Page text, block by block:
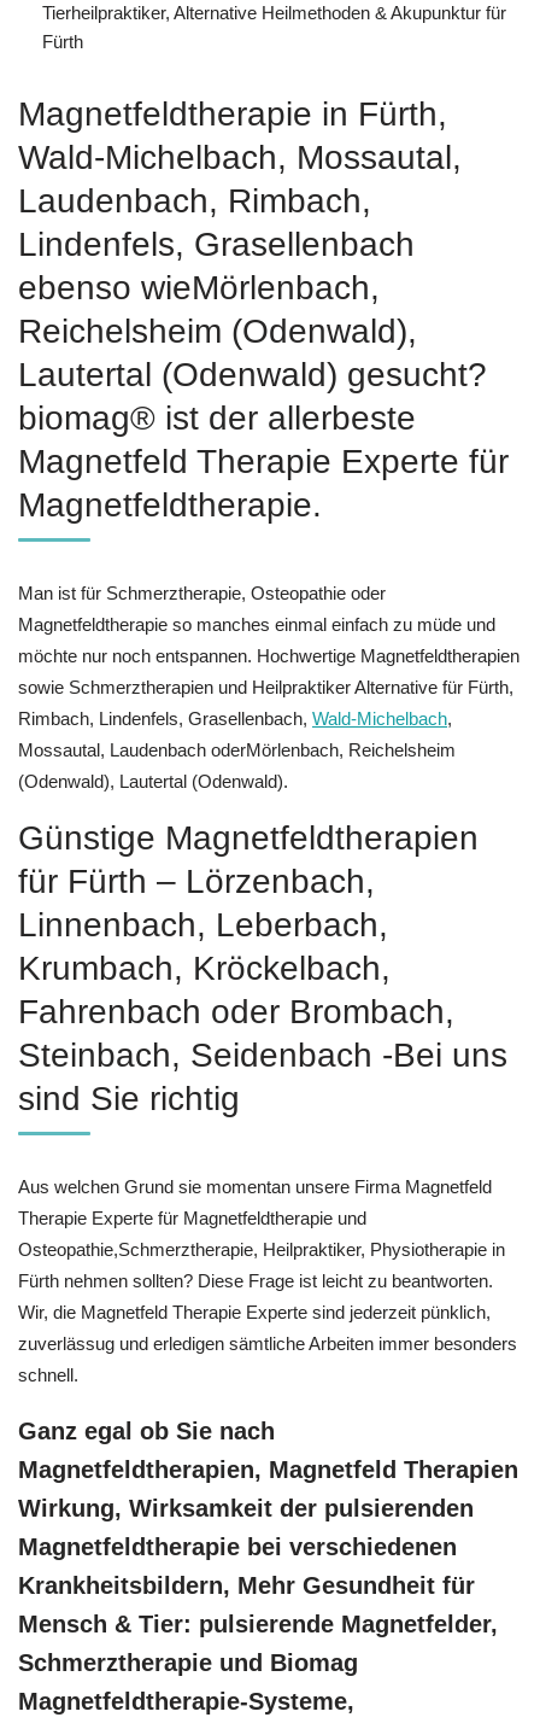
‎Tierheilpraktiker, Alternative Heilmethoden & Akupunktur für
Fürth
Magnetfeldtherapie in Fürth,
Wald-Michelbach, Mossautal,
Laudenbach, Rimbach,
Lindenfels, Grasellenbach
ebenso wieMörlenbach,
Reichelsheim (Odenwald),
Lautertal (Odenwald) gesucht?
biomag® ist der allerbeste
Magnetfeld Therapie Experte für
Magnetfeldtherapie.
Man ist für Schmerztherapie, Osteopathie oder
Magnetfeldtherapie so manches einmal einfach zu müde und
möchte nur noch entspannen. Hochwertige Magnetfeldtherapien
sowie Schmerztherapien und Heilpraktiker Alternative für Fürth,
Rimbach, Lindenfels, Grasellenbach, Wald-Michelbach,
Mossautal, Laudenbach oderMörlenbach, Reichelsheim
(Odenwald), Lautertal (Odenwald).
Günstige Magnetfeldtherapien
für Fürth – Lörzenbach,
Linnenbach, Leberbach,
Krumbach, Kröckelbach,
Fahrenbach oder Brombach,
Steinbach, Seidenbach -Bei uns
sind Sie richtig
Aus welchen Grund sie momentan unsere Firma Magnetfeld
Therapie Experte für Magnetfeldtherapie und
Osteopathie,Schmerztherapie, Heilpraktiker, Physiotherapie in
Fürth nehmen sollten? Diese Frage ist leicht zu beantworten.
Wir, die Magnetfeld Therapie Experte sind jederzeit pünklich,
zuverlässug und erledigen sämtliche Arbeiten immer besonders
schnell.
Ganz egal ob Sie nach
Magnetfeldtherapien, Magnetfeld Therapien
Wirkung, Wirksamkeit der pulsierenden
Magnetfeldtherapie bei verschiedenen
Krankheitsbildern, Mehr Gesundheit für
Mensch & Tier: pulsierende Magnetfelder,
Schmerztherapie und Biomag
Magnetfeldtherapie-Systeme,